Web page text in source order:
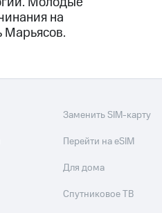
на
Марьясов.
Заменить SIM-карту
Перейти на eSIM
Для дома
Спутниковое ТВ